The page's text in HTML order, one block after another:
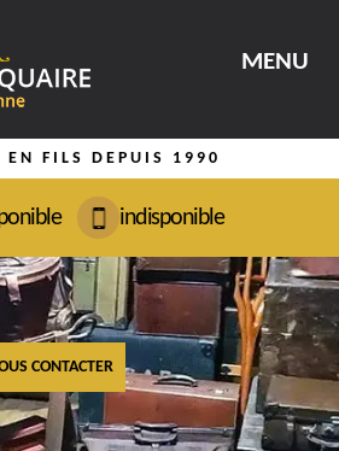
MENU
EN FILS DEPUIS 1990
indisponible
CONTACTER